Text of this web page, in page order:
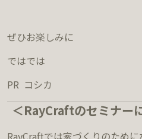
ぜひお楽しみに
ではでは
PR コシカ
＜RayCraftのセミナー
RayCraftでは家づくりのため